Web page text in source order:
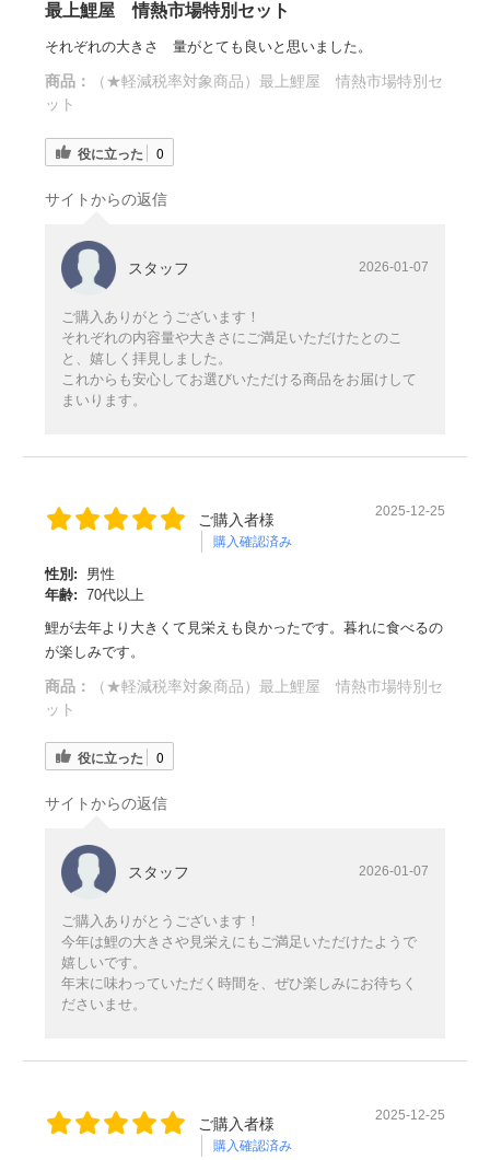
最上鯉屋 情熱市場特別セット
それぞれの大きさ 量がとても良いと思いました。
商品：
（★軽減税率対象商品）最上鯉屋 情熱市場特別セ
ット
役に立った 0
サイトからの返信
スタッフ 2026-01-07
ご購入ありがとうございます！
それぞれの内容量や大きさにご満足いただけたとのこ
と、嬉しく拝見しました。
これからも安心してお選びいただける商品をお届けして
まいります。
ご購入者様
購入確認済み
2025-12-25
性別:
男性
年齢: 70代以上
鯉が去年より大きくて見栄えも良かったです。暮れに食べるの
が楽しみです。
商品：
（★軽減税率対象商品）最上鯉屋 情熱市場特別セ
ット
役に立った 0
サイトからの返信
スタッフ 2026-01-07
ご購入ありがとうございます！
今年は鯉の大きさや見栄えにもご満足いただけたようで
嬉しいです。
年末に味わっていただく時間を、ぜひ楽しみにお待ちく
ださいませ。
ご購入者様
購入確認済み
2025-12-25